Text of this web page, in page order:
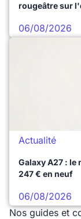
rougeâtre sur
06/08/2026
Actualité
Galaxy A27 : le
247 € en neuf
06/08/2026
Nos guides et